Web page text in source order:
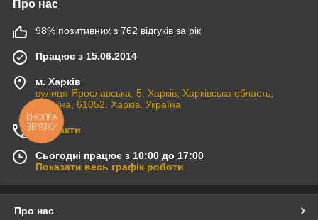
Про нас
98% позитивних з 762 відгуків за рік
Працює з 15.06.2014
м. Харків
вулиця Ярославська, 5, Харків, Харківська область,
Україна, 61052, Харків, Україна
Контакти
Сьогодні працює з 10:00 до 17:00
Показати весь графік роботи
Про нас
КНОПКА
ЗВ'ЯЗКУ